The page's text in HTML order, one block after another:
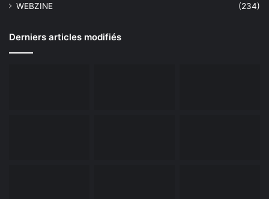
WEBZINE
(234)
Derniers articles modifiés